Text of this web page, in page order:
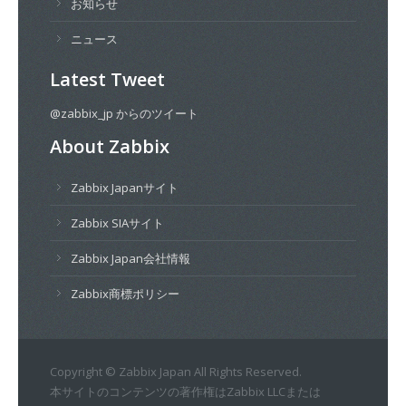
お知らせ
ニュース
Latest Tweet
@zabbix_jp からのツイート
About Zabbix
Zabbix Japanサイト
Zabbix SIAサイト
Zabbix Japan会社情報
Zabbix商標ポリシー
Copyright © Zabbix Japan All Rights Reserved.
本サイトのコンテンツの著作権はZabbix LLCまたは